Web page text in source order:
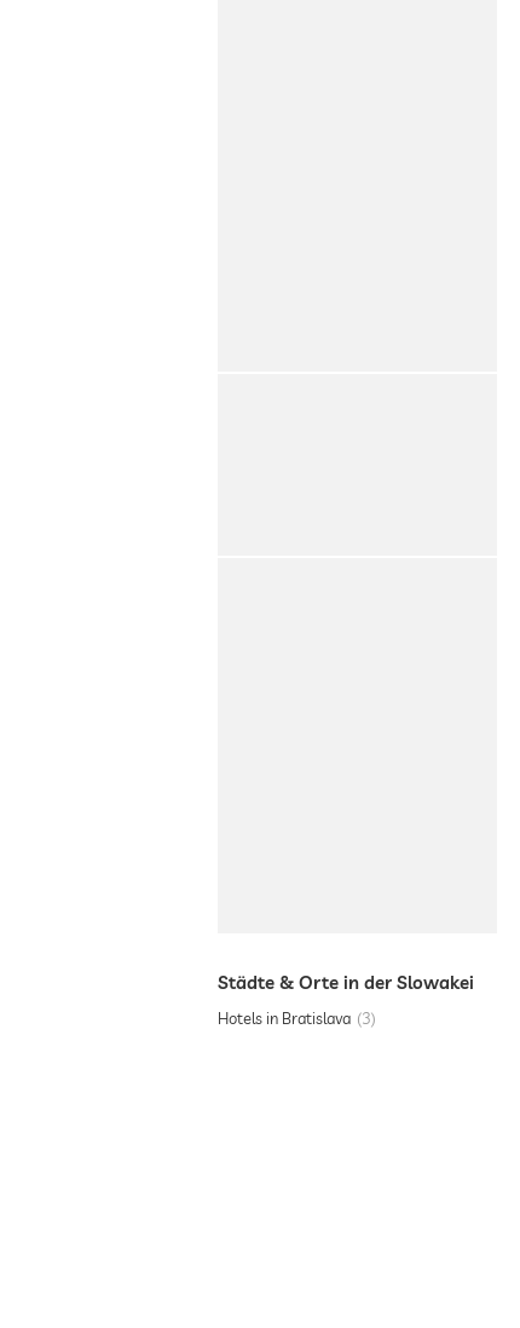
Städte & Orte in der Slowakei
Hotels in Bratislava 3